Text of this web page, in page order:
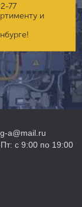
77
и
a@mail.ru
с 9:00 по 19:00